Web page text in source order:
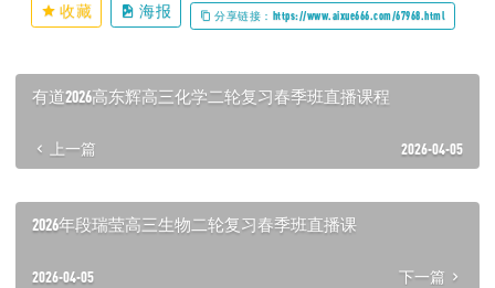
收藏 海报 分享链接：https://www.aixue666.com/67968.html
有道2026高东辉高三化学二轮复习春季班直播课程
上一篇 2026-04-05
2026年段瑞莹高三生物二轮复习春季班直播课
2026-04-05 下一篇